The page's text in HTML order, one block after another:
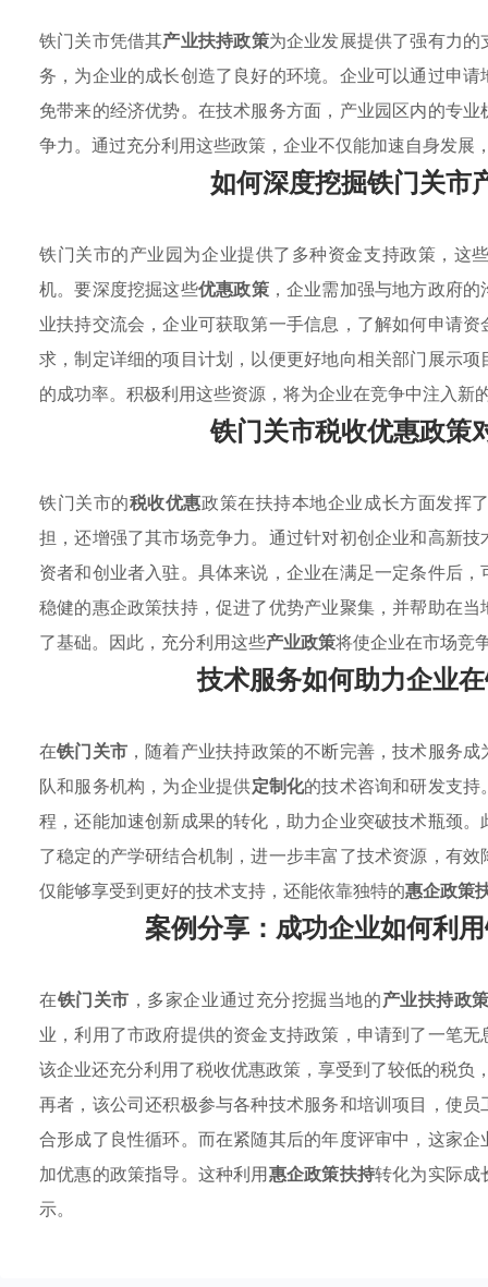
铁门关市凭借其产业扶持政策为企业发展提供了强有力
务，为企业的成长创造了良好的环境。企业可以通过申
免带来的经济优势。在技术服务方面，产业园区内的专
争力。通过充分利用这些政策，企业不仅能加速自身发展
如何深度挖掘铁门关市
铁门关市的产业园为企业提供了多种资金支持政策，这
机。要深度挖掘这些优惠政策，企业需加强与地方政府
业扶持交流会，企业可获取第一手信息，了解如何申请
求，制定详细的项目计划，以便更好地向相关部门展示
的成功率。积极利用这些资源，将为企业在竞争中注入新
铁门关市税收优惠政策
铁门关市的税收优惠政策在扶持本地企业成长方面发挥
担，还增强了其市场竞争力。通过针对初创企业和高新技
资者和创业者入驻。具体来说，企业在满足一定条件后
稳健的惠企政策扶持，促进了优势产业聚集，并帮助在
了基础。因此，充分利用这些产业政策将使企业在市场竞
技术服务如何助力企业
在铁门关市 ，随着产业扶持政策的不断完善，技术服务
队和服务机构，为企业提供定制化的技术咨询和研发支
程，还能加速创新成果的转化，助力企业突破技术瓶颈
了稳定的产学研结合机制，进一步丰富了技术资源，有
仅能够享受到更好的技术支持，还能依靠独特的惠企政策
案例分享：成功企业如何利
在铁门关市 ，多家企业通过充分挖掘当地的产业扶持政
业，利用了市政府提供的资金支持政策，申请到了一笔
该企业还充分利用了税收优惠政策，享受到了较低的税负
再者，该公司还积极参与各种技术服务和培训项目，使
合形成了良性循环。而在紧随其后的年度评审中，这家
加优惠的政策指导。这种利用惠企政策扶持转化为实际成
示。